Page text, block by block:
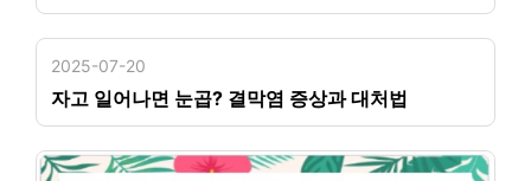
2025-07-20
자고 일어나면 눈곱? 결막염 증상과 대처법